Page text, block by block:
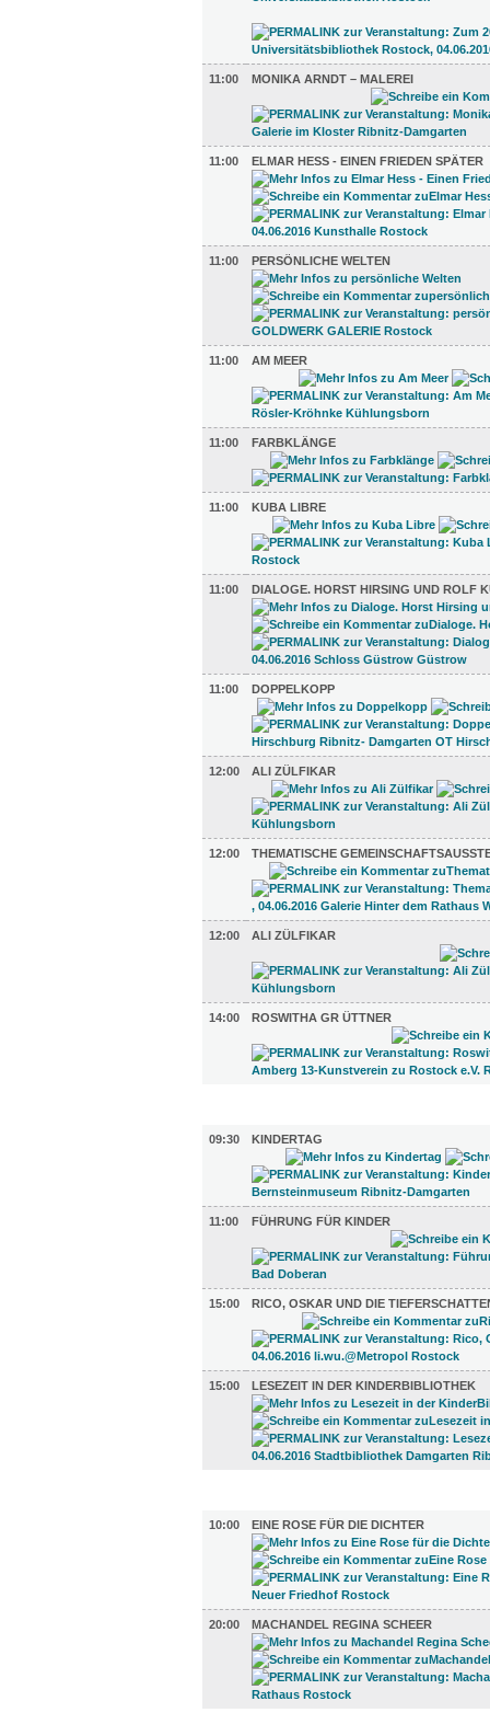
11:00 MONIKA ARNDT – MALEREI
11:00 ELMAR HESS - EINEN FRIEDEN SPÄTER
11:00 PERSÖNLICHE WELTEN
11:00 AM MEER
11:00 FARBKLÄNGE
11:00 KUBA LIBRE
11:00 DIALOGE. HORST HIRSING UND ROLF
11:00 DOPPELKOPP
12:00 ALI ZÜLFIKAR
12:00 THEMATISCHE
12:00 ALI ZÜLFIKAR
14:00 ROSWITHA GR ÜTTNER
09:30
KINDERTAG
11:00 FÜHRUNG FÜR KINDER
15:00 RICO, OSKAR UND DIE
15:00 LESEZEIT IN DER KINDERBIBLIOTHEK
10:00
EINE ROSE FÜR DIE DICHTER
20:00 MACHANDEL REGINA SCHEER